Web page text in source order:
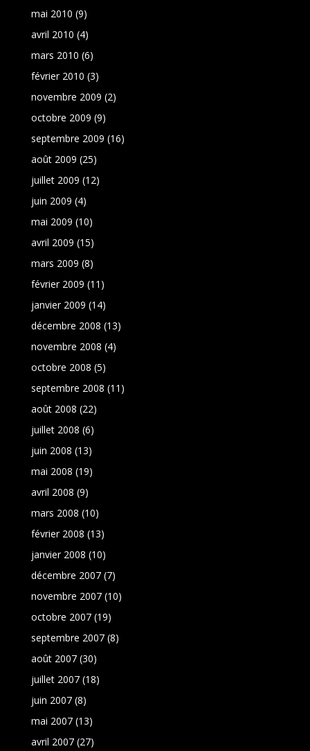
mai 2010 (9)
avril 2010 (4)
mars 2010 (6)
février 2010 (3)
novembre 2009 (2)
octobre 2009 (9)
septembre 2009 (16)
août 2009 (25)
juillet 2009 (12)
juin 2009 (4)
mai 2009 (10)
avril 2009 (15)
mars 2009 (8)
février 2009 (11)
janvier 2009 (14)
décembre 2008 (13)
novembre 2008 (4)
octobre 2008 (5)
septembre 2008 (11)
août 2008 (22)
juillet 2008 (6)
juin 2008 (13)
mai 2008 (19)
avril 2008 (9)
mars 2008 (10)
février 2008 (13)
janvier 2008 (10)
décembre 2007(7)
novembre 2007(10)
octobre 2007(19)
septembre 2007(8)
août 2007(30)
juillet 2007(18)
juin 2007(8)
mai 2007(13)
avril 2007(27)